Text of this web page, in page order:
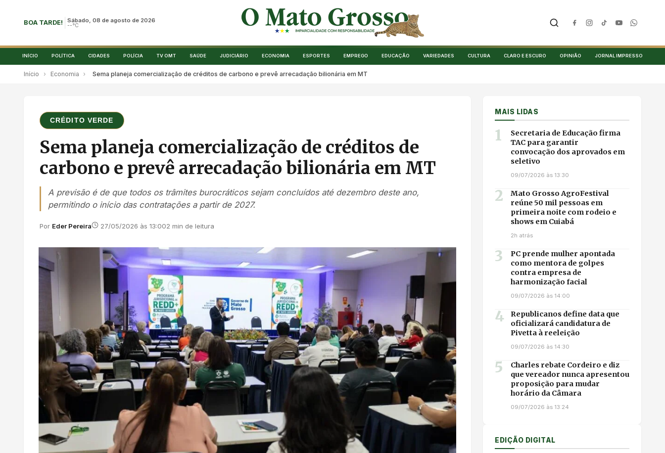
BOA TARDE! Sábado, 08 de agosto de 2026
--°C
INÍCIO POLÍTICA CIDADES POLÍCIA TV OMT SAÚDE JUDICIÁRIO ECONOMIA ESPORTES EMPREGO EDUCAÇÃO VARIEDADES CULTURA CLARO E ESCURO OPINIÃO JORNAL IMPRESSO
Início › Economia › Sema planeja comercialização de créditos de carbono e prevê arrecadação bilionária em MT
CRÉDITO VERDE
Sema planeja comercialização de créditos de
carbono e prevê arrecadação bilionária em MT
A previsão é de que todos os trâmites burocráticos sejam concluídos até dezembro deste ano,
permitindo o início das contratações a partir de 2027.
Por Eder Pereira 27/05/2026 às 13:002 min de leitura
MAIS LIDAS
1
Secretaria de Educação firma
TAC para garantir
convocação dos aprovados em
seletivo
09/07/2026 às 13:30
2
Mato Grosso AgroFestival
reúne 50 mil pessoas em
primeira noite com rodeio e
shows em Cuiabá
2h atrás
3
PC prende mulher apontada
como mentora de golpes
contra empresa de
harmonização facial
09/07/2026 às 14:00
4
Republicanos define data que
oficializará candidatura de
Pivetta à reeleição
09/07/2026 às 14:30
5
Charles rebate Cordeiro e diz
que vereador nunca apresentou
proposição para mudar
horário da Câmara
09/07/2026 às 13:24
EDIÇÃO DIGITAL